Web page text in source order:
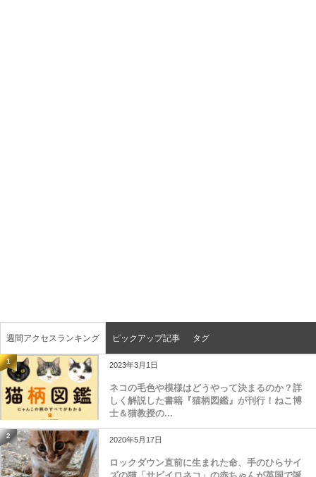
週間アクセスランキング ピックアップ記事 タグ
1 2023年3月1日
ネコの毛色や模様はどうやって決まるのか？詳
しく解説した書籍『猫柄図鑑』が刊行！ねこ博
士＆猫教授の...
2 2020年5月17日
ロックダウン直前に生まれた命、手のひらサイ